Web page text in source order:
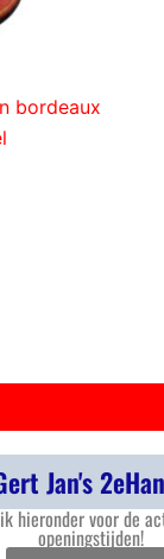
bordeaux
Jan's
hieronder voor de
openingstijden!